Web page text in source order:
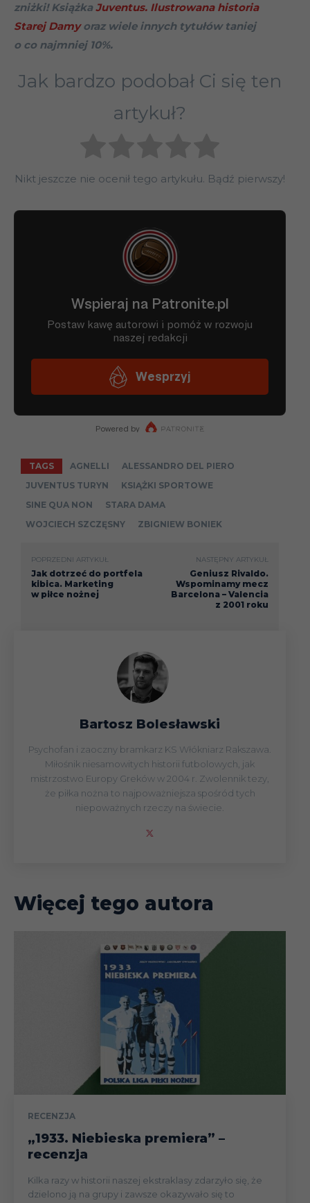
zniżki! Książka Juventus. Ilustrowana historia
Starej Damyoraz wiele innych tytułów taniej
o co najmniej 10%.
Jak bardzo podobał Ci się ten
artykuł?
Nikt jeszcze nie ocenił tego artykułu. Bądź pierwszy!
TAGS AGNELLI
ALESSANDRO DEL PIERO
JUVENTUS TURYN
KSIĄŻKI SPORTOWE
SINE QUA NON
STARA DAMA
WOJCIECH SZCZĘSNY
ZBIGNIEW BONIEK
POPRZEDNI ARTYKUŁ
Jak dotrzeć do portfela
kibica. Marketing
w piłce nożnej
NASTĘPNY ARTYKUŁ
Geniusz Rivaldo.
Wspominamy mecz
Barcelona – Valencia
z 2001 roku
Bartosz Bolesławski
Psychofan i zaoczny bramkarz KS Włókniarz Rakszawa.
Miłośnik niesamowitych historii futbolowych, jak
mistrzostwo Europy Greków w 2004 r. Zwolennik tezy,
że piłka nożna to najpoważniejsza spośród tych
niepoważnych rzeczy na świecie.
Więcej tego autora
RECENZJA
„1933. Niebieska premiera” –
recenzja
Kilka razy w historii naszej ekstraklasy zdarzyło się, że
dzielono ją na grupy i zawsze okazywało się to